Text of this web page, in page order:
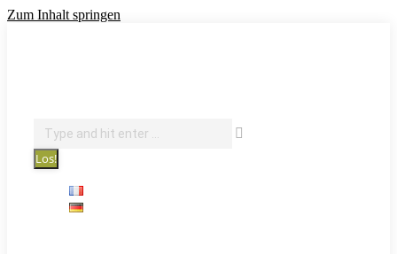
Zum Inhalt springen